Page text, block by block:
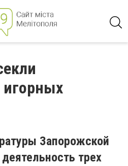
игорных
Запорожской
трех